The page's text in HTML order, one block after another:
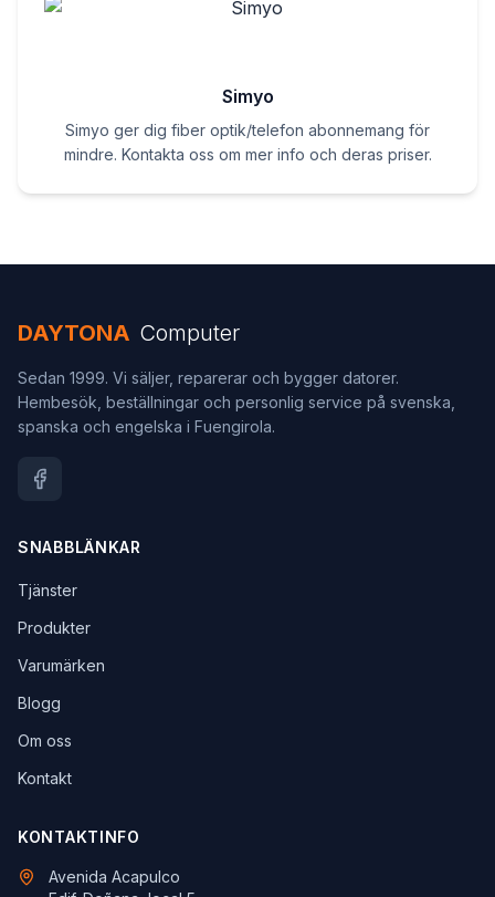
Simyo
Simyo ger dig fiber optik/telefon abonnemang för
mindre. Kontakta oss om mer info och deras priser.
DAYTONA Computer
Sedan 1999. Vi säljer, reparerar och bygger datorer.
Hembesök, beställningar och personlig service på svenska,
spanska och engelska i Fuengirola.
SNABBLÄNKAR
Tjänster
Produkter
Varumärken
Blogg
Om oss
Kontakt
KONTAKTINFO
Avenida Acapulco